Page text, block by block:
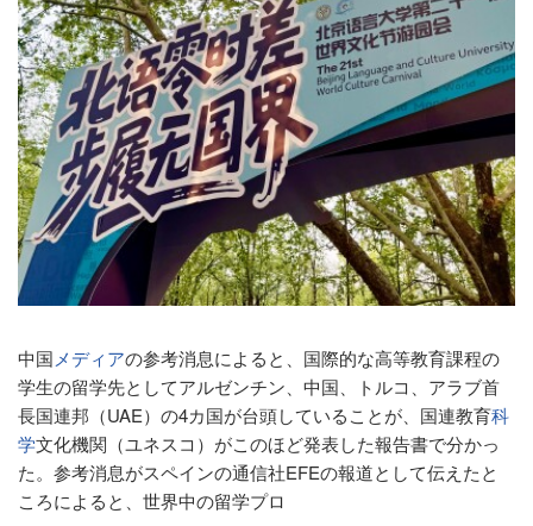
中国 メディアの参考消息によると、国際的な高等教育課程の
学生の留学先としてアルゼンチン、中国、トルコ、アラブ首
長国連邦（UAE）の4カ国が台頭していることが、国連教育科
学文化機関（ユネスコ）がこのほど発表した報告書で分かっ
た。参考消息がスペインの通信社EFEの報道として伝えたと
ころによると、世界中の留学プロ